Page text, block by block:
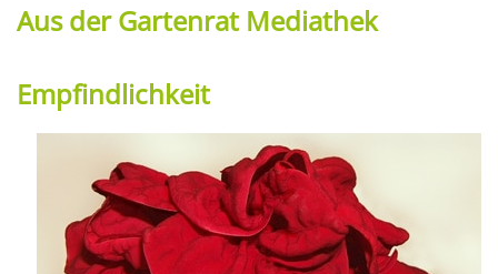
Aus der Gartenrat Mediathek
Empfindlichkeit